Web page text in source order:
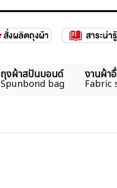
ถุงผ้าสปันบอนด์
Spunbond bag
งานผ้า
Fabric